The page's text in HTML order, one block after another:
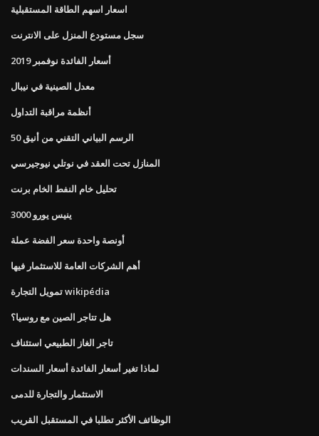
اسعار اسهم الطاقة المستقبلية
سجل مستودع المنزل على الانترنت
أسعار الفائدة نوفمبر 2019
معدل الصينية في نيبال
أنظمة مراقبة التداول
الرسم البياني التقني من أنيق 50
المنازل تحت العقد في نوتلي نيوجيرسي
تحليل خام النفط الخام برنت
3000 ينيس يورو
أونصة واحدة سعر الفضة عملة
أهم الشركات العامة للاستثمار فيها
تمويل التجارة wikipédia
هل تتاجر الصين مع روسيا؟
تاجر الغاز الطبيعي استئناف
لماذا تغير أسعار الفائدة أسعار السندات
الاستثمار والتجارة للدمى
الوظائف الأكثر تطلبا في المستقبل القريب